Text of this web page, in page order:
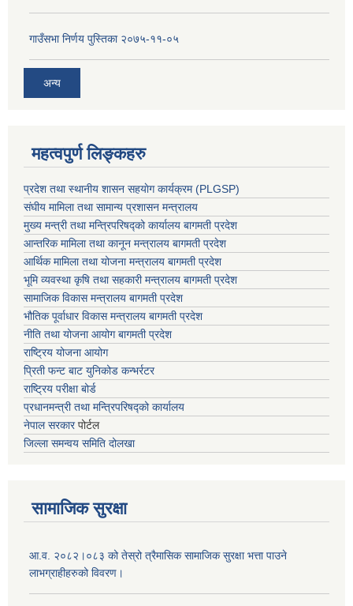
गाउँसभा निर्णय पुस्तिका २०७५-११-०५
अन्य
महत्वपुर्ण लिङ्कहरु
प्रदेश तथा स्थानीय शासन सहयाेग कार्यक्रम (PLGSP)
संघीय मामिला तथा सामान्य प्रशासन मन्त्रालय
मुख्य मन्त्री तथा मन्त्रिपरिषद्को कार्यालय बागमती प्रदेश
आन्तरिक मामिला तथा कानून मन्त्रालय बागमती प्रदेश
आर्थिक मामिला तथा योजना मन्त्रालय बागमती प्रदेश
भूमि व्यवस्था कृषि तथा सहकारी मन्त्रालय बागमती प्रदेश
सामाजिक विकास मन्त्रालय बागमती प्रदेश
भौतिक पूर्वाधार विकास मन्त्रालय बागमती प्रदेश
नीति तथा योजना आयोग बागमती प्रदेश
राष्ट्रिय योजना आयोग
प्रिती फन्ट बाट युनिकोड कन्भर्रटर
राष्ट्रिय परीक्षा बोर्ड
प्रधानमन्त्री तथा मन्त्रिपरिषद्को कार्यालय
नेपाल सरकारपोर्टल
जिल्ला समन्वय समिति दोलखा
सामाजिक सुरक्षा
आ.व. २०८२।०८३ को तेस्रो त्रैमासिक सामाजिक सुरक्षा भत्ता पाउने
लाभग्राहीहरुको विवरण।